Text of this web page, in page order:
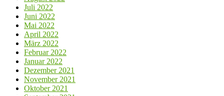
Juli 2022
Juni 2022
Mai 2022
April 2022
März 2022
Februar 2022
Januar 2022
Dezember 2021
November 2021
Oktober 2021